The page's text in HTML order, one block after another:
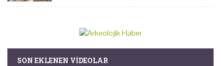
SON EKLENEN VIDEOLAR